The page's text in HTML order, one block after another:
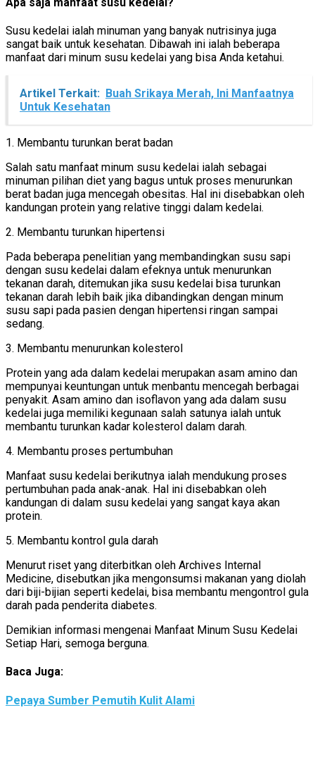
Susu kedelai ialah minuman yang banyak nutrisinya juga
sangat baik untuk kesehatan. Dibawah ini ialah beberapa
manfaat dari minum susu kedelai yang bisa Anda ketahui.
Artikel Terkait: Buah Srikaya Merah, Ini Manfaatnya
Untuk Kesehatan
1. Membantu turunkan berat badan
Salah satu manfaat minum susu kedelai ialah sebagai
minuman pilihan diet yang bagus untuk proses menurunkan
berat badan juga mencegah obesitas. Hal ini disebabkan oleh
kandungan protein yang relative tinggi dalam kedelai.
2. Membantu turunkan hipertensi
Pada beberapa penelitian yang membandingkan susu sapi
dengan susu kedelai dalam efeknya untuk menurunkan
tekanan darah, ditemukan jika susu kedelai bisa turunkan
tekanan darah lebih baik jika dibandingkan dengan minum
susu sapi pada pasien dengan hipertensi ringan sampai
sedang.
3. Membantu menurunkan kolesterol
Protein yang ada dalam kedelai merupakan asam amino dan
mempunyai keuntungan untuk menbantu mencegah berbagai
penyakit. Asam amino dan isoflavon yang ada dalam susu
kedelai juga memiliki kegunaan salah satunya ialah untuk
membantu turunkan kadar kolesterol dalam darah.
4. Membantu proses pertumbuhan
Manfaat susu kedelai berikutnya ialah mendukung proses
pertumbuhan pada anak-anak. Hal ini disebabkan oleh
kandungan di dalam susu kedelai yang sangat kaya akan
protein.
5. Membantu kontrol gula darah
Menurut riset yang diterbitkan oleh Archives Internal
Medicine, disebutkan jika mengonsumsi makanan yang diolah
dari biji-bijian seperti kedelai, bisa membantu mengontrol gula
darah pada penderita diabetes.
Demikian informasi mengenai Manfaat Minum Susu Kedelai
Setiap Hari, semoga berguna.
Baca Juga:
Pepaya Sumber Pemutih Kulit Alami